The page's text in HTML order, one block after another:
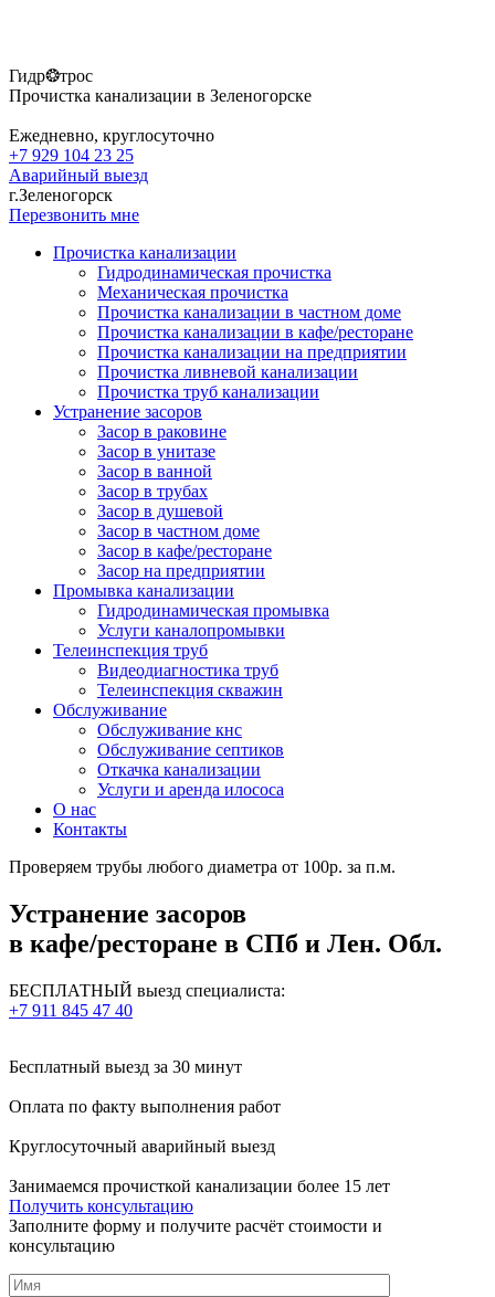
Гидр❂трос
Прочистка канализации в Зеленогорске
Ежедневно, круглосуточно
+7 929 104 23 25
Аварийный выезд
г.Зеленогорск
Перезвонить мне
Прочистка канализации
Гидродинамическая прочистка
Механическая прочистка
Прочистка канализации в частном доме
Прочистка канализации в кафе/ресторане
Прочистка канализации на предприятии
Прочистка ливневой канализации
Прочистка труб канализации
Устранение засоров
Засор в раковине
Засор в унитазе
Засор в ванной
Засор в трубах
Засор в душевой
Засор в частном доме
Засор в кафе/ресторане
Засор на предприятии
Промывка канализации
Гидродинамическая промывка
Услуги каналопромывки
Телеинспекция труб
Видеодиагностика труб
Телеинспекция скважин
Обслуживание
Обслуживание кнс
Обслуживание септиков
Откачка канализации
Услуги и аренда илососа
О нас
Контакты
Проверяем трубы любого диаметра от 100р. за п.м.
Устранение засоров
в кафе/ресторане в СПб и Лен. Обл.
БЕСПЛАТНЫЙ выезд специалиста:
+7 911 845 47 40
Бесплатный выезд за 30 минут
Оплата по факту выполнения работ
Круглосуточный аварийный выезд
Занимаемся прочисткой канализации более 15 лет
Получить консультацию
Заполните форму и получите расчёт стоимости и
консультацию